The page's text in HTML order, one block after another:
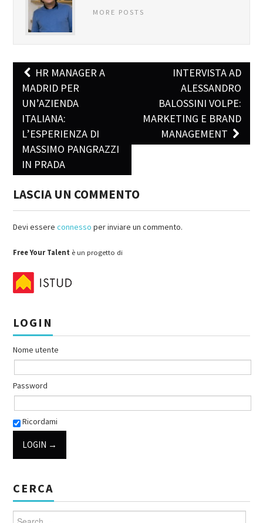
MORE POSTS
Post navigation
HR MANAGER A
MADRID PER
UN’AZIENDA
ITALIANA:
L’ESPERIENZA DI
MASSIMO PANGRAZZI
IN PRADA
INTERVISTA AD
ALESSANDRO
BALOSSINI VOLPE:
MARKETING E BRAND
MANAGEMENT
LASCIA UN COMMENTO
Devi essereconnesso per inviare un commento.
Free Your Talent è un progetto di
LOGIN
Nome utente
Password
Ricordami
CERCA
Search for: